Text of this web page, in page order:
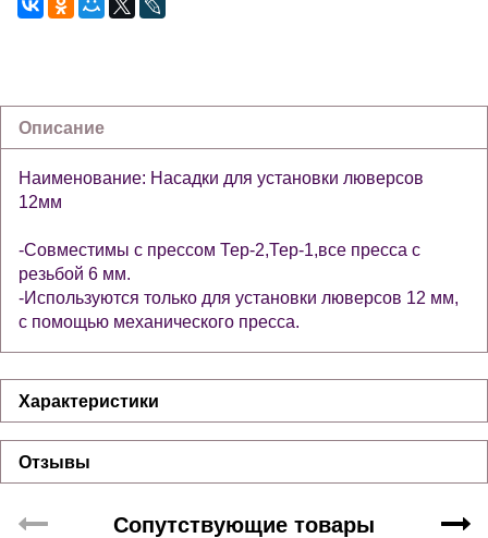
Описание
Наименование: Насадки для установки люверсов
12мм
-Совместимы с прессом Тер-2,Тер-1,все пресса с
резьбой 6 мм.
-Используются только для установки люверсов 12 мм,
с помощью механического пресса.
Характеристики
Отзывы
Сопутствующие товары